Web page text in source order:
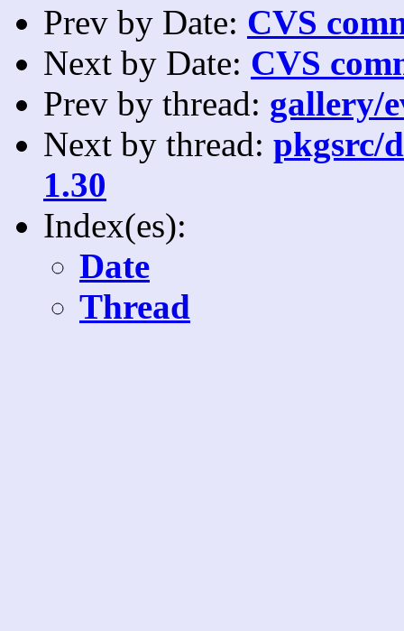
Prev by Date: CVS
Next by Date: CVS
Prev by thread: gallery/
Next by thread: pkgsrc/
1.30
Index(es):
Date
Thread